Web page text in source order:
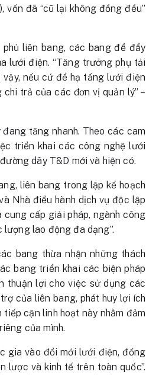
đã “cũ lại không đồng đều”
liên bang, các bang để đẩy
lưới điện. “Tăng trưởng phụ tải
nếu cứ để hạ tầng lưới điện
trả của các đơn vị quản lý” –
tăng nhanh. Theo các cam
triển khai các công nghệ lưới
dây T&D mới và hiện có.
liên bang trong lập kế hoạch
Nhà điều hành dịch vụ độc lập
cung cấp giải pháp, ngành công
lao động đa dạng”.
bang thừa nhận những thách
bang triển khai các biện pháp
thuận lợi cho việc sử dụng các
của liên bang, phát huy lợi ích
cận linh hoạt này nhằm đảm
của mình.
gia vào đổi mới lưới điện, đồng
lược và kinh tế trên toàn quốc”.